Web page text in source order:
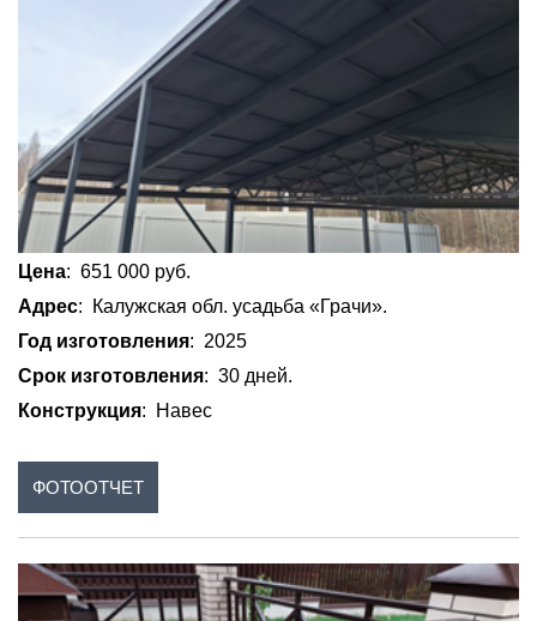
Цена: 651 000 руб.
Адрес: Калужская обл. усадьба «Грачи».
Год изготовления: 2025
Срок изготовления: 30 дней.
Конструкция: Навес
ФОТООТЧЕТ